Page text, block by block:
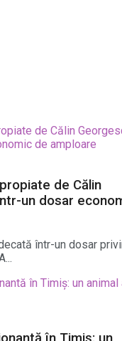
de Călin
un dosar
într-un dosar